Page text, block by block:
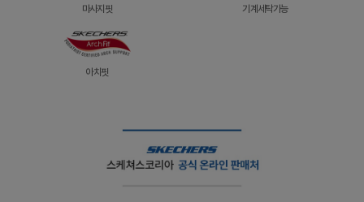
마사지핏 기계세탁가능
아치핏